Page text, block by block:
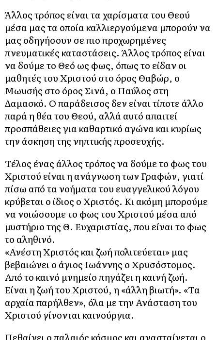
Άλλος τρόπος είναι τα χαρίσματα του Θεού
μέσα μας τα οποία καλλιεργούμενα μπορούν να
μας οδηγήσουν σε πιο προχωρημένες
πνευματικές καταστάσεις. Άλλος τρόπος είναι
να δούμε το Θεό ως φως, όπως το είδαν οι
μαθητές του Χριστού στο όρος Θαβώρ, ο
Μωυσής στο όρος Σινά, ο Παύλος στη
Δαμασκό. Ο παράδεισος δεν είναι τίποτε άλλο
παρά η θέα του Θεού, αλλά αυτό απαιτεί
προσπάθειες για καθαρτικό αγώνα και κυρίως
την άσκηση της νηπτικής προσευχής.
Τέλος ένας άλλος τρόπος να δούμε το φως του
Χριστού είναι η ανάγνωση των Γραφών, γιατί
πίσω από τα νοήματα του ευαγγελικού λόγου
κρύβεται ο ίδιος ο Χριστός. Κι ακόμη μπορούμε
να νοιώσουμε το φως του Χριστού μέσα από
μυστήριο της Θ. Ευχαριστίας, που είναι το φως
το αληθινό.
«Ανέστη Χριστός και ζωή πολιτεύεται» μας
βεβαιώνει ο άγιος Ιωάννης ο Χρυσόστομος.
Από το καινό μνημείο πηγάζει η καινή ζωή.
Είναι η ζωή του Χριστού, η «άλλη βιωτή». «Τα
αρχαία παρήλθεν», όλα με την Ανάσταση του
Χριστού γίνονται καινούργια.
Πεθαίνει ο παλαιός κόσμος και ανασταίνεται ο